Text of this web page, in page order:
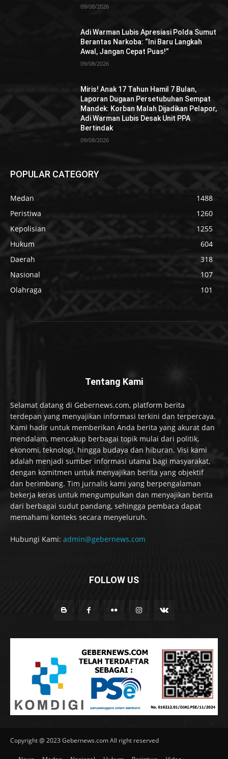
09/08/2026
Adi Warman Lubis Apresiasi Polda Sumut
Berantas Narkoba: “Ini Baru Langkah
Awal, Jangan Cepat Puas!”
09/08/2026
Miris! Anak 17 Tahun Hamil 7 Bulan,
Laporan Dugaan Persetubuhan Sempat
Mandek: Korban Malah Dijadikan Pelapor,
Adi Warman Lubis Desak Unit PPA
Bertindak
09/08/2026
POPULAR CATEGORY
Medan
1488
Peristiwa
1260
Kepolisian
1255
Hukum
604
Daerah
318
Nasional
107
Olahraga
101
Tentang Kami
Selamat datang di Gebernews.com, platform berita
terdepan yang menyajikan informasi terkini dan terpercaya.
Kami hadir untuk memberikan Anda berita yang akurat dan
mendalam, mencakup berbagai topik mulai dari politik,
ekonomi, teknologi, hingga budaya dan hiburan. Visi kami
adalah menjadi sumber informasi utama bagi masyarakat,
dengan komitmen untuk menyajikan berita yang objektif
dan berimbang. Tim jurnalis kami yang berpengalaman
bekerja keras untuk mengumpulkan dan menyajikan berita
dari berbagai sudut pandang, sehingga pembaca dapat
memahami konteks secara menyeluruh.
Hubungi Kami: admin@gebernews.com
FOLLOW US
Copyright @ 2023 Gebernews.com All right reserved